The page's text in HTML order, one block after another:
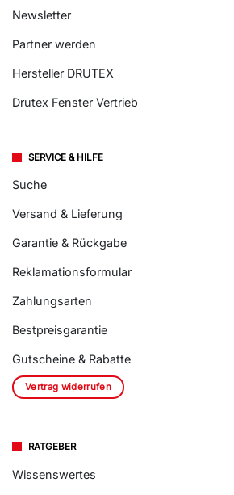
Newsletter
Partner werden
Hersteller DRUTEX
Drutex Fenster Vertrieb
SERVICE & HILFE
Suche
Versand & Lieferung
Garantie & Rückgabe
Reklamationsformular
Zahlungsarten
Bestpreisgarantie
Gutscheine & Rabatte
Vertrag widerrufen
RATGEBER
Wissenswertes